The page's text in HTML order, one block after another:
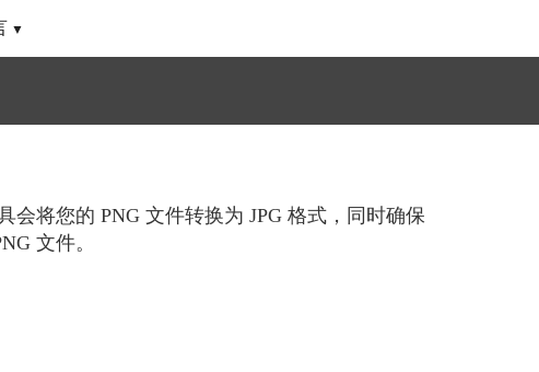
将您的 PNG 文件转换为 JPG 格式，同时确保
文件。